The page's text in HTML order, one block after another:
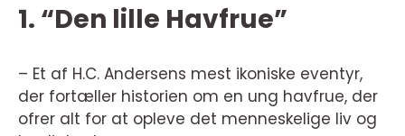
1. “Den lille Havfrue”
– Et af H.C. Andersens mest ikoniske eventyr,
der fortæller historien om en ung havfrue, der
ofrer alt for at opleve det menneskelige liv og